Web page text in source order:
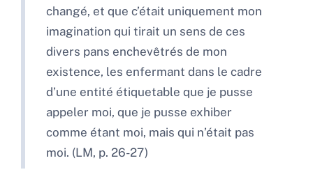
changé, et que c’était uniquement mon
imagination qui tirait un sens de ces
divers pans enchevêtrés de mon
existence, les enfermant dans le cadre
d’une entité étiquetable que je pusse
appeler moi, que je pusse exhiber
comme étant moi, mais qui n’était pas
moi. (LM, p. 26-27)